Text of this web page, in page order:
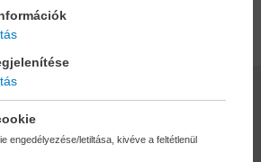
Oldalszám:
engedélyezése/letiltása, kivéve a feltétlenül